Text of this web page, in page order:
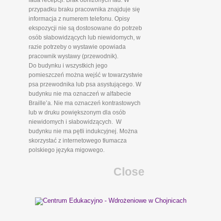
przypadku braku pracownika znajduje się
informacja z numerem telefonu. Opisy
ekspozycji nie są dostosowane do potrzeb
osób słabowidzących lub niewidomych, w
razie potrzeby o wystawie opowiada
pracownik wystawy (przewodnik).
Do budynku i wszystkich jego
pomieszczeń można wejść w towarzystwie
psa przewodnika lub psa asystującego. W
budynku nie ma oznaczeń w alfabecie
Braille’a. Nie ma oznaczeń kontrastowych
lub w druku powiększonym dla osób
niewidomych i słabowidzących. W
budynku nie ma pętli indukcyjnej. Można
skorzystać z internetowego tłumacza
polskiego języka migowego.
Close